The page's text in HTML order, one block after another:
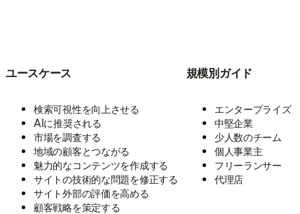
ユースケース
検索可視性を向上させる
AIに推奨される
市場を調査する
地域の顧客とつながる
魅力的なコンテンツを作成する
サイトの技術的な問題を修正する
サイト外部の評価を高める
顧客戦略を策定する
規模別ガイド
エンタープライズ
中堅企業
少人数のチーム
個人事業主
フリーランサー
代理店